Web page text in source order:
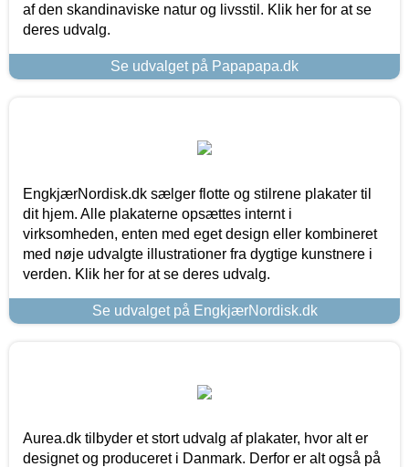
af den skandinaviske natur og livsstil. Klik her for at se
deres udvalg.
Se udvalget på Papapapa.dk
EngkjærNordisk.dk sælger flotte og stilrene plakater til
dit hjem. Alle plakaterne opsættes internt i
virksomheden, enten med eget design eller kombineret
med nøje udvalgte illustrationer fra dygtige kunstnere i
verden. Klik her for at se deres udvalg.
Se udvalget på EngkjærNordisk.dk
Aurea.dk tilbyder et stort udvalg af plakater, hvor alt er
designet og produceret i Danmark. Derfor er alt også på